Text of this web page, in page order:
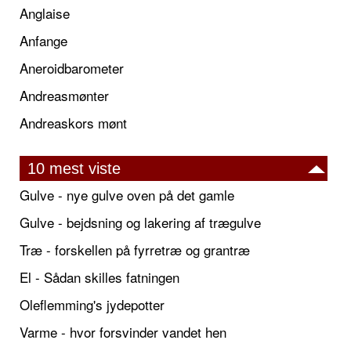
Anglaise
Anfange
Aneroidbarometer
Andreasmønter
Andreaskors mønt
10 mest viste
Gulve - nye gulve oven på det gamle
Gulve - bejdsning og lakering af trægulve
Træ - forskellen på fyrretræ og grantræ
El - Sådan skilles fatningen
Oleflemming's jydepotter
Varme - hvor forsvinder vandet hen